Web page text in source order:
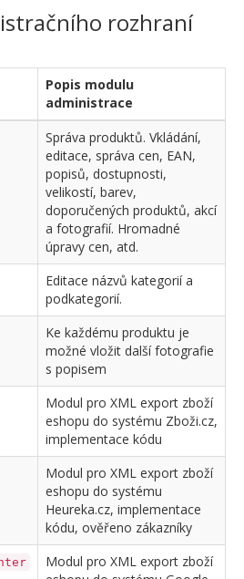
rozhraní
Popis modulu
administrace
Správa produktů. Vkládání,
editace, správa cen, EAN,
popisů, dostupnosti,
velikostí, barev,
doporučených produktů, akcí
a fotografií. Hromadné
úpravy cen, atd.
Editace názvů kategorií a
podkategorií.
Ke každému produktu je
možné vložit další fotografie
s popisem
Modul pro XML export zboží
eshopu do systému Zboži.cz,
implementace kódu
Modul pro XML export zboží
eshopu do systému
Heureka.cz, implementace
kódu, ověřeno zákazníky
Modul pro XML export zboží